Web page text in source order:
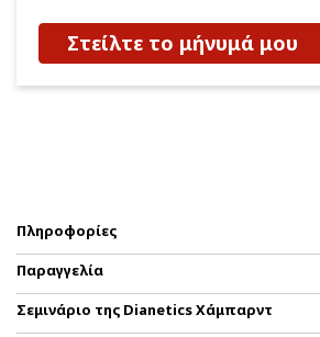
Στείλτε το μήνυμά μου
Πληροφορίες
Παραγγελία
Σεμινάριο της Dianetics Χάμπαρντ